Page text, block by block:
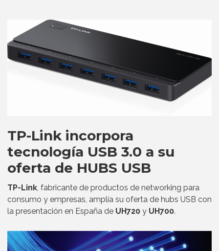
TP-Link incorpora
tecnología USB 3.0 a su
oferta de HUBS USB
TP-Link, fabricante de productos de networking para
consumo y empresas, amplía su oferta de hubs USB con
la presentación en España de UH720 y UH700.